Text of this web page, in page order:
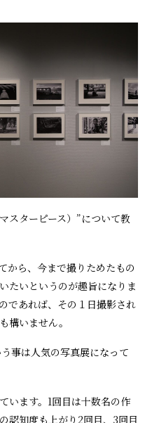
スターピース）”について教
から、今まで撮りためたもの
たいというのが趣旨になりま
であれば、その１日撮影され
構いません。
事は人気の写真展になって
います。1回目は十数名の作
認知度も上がり2回目、3回目